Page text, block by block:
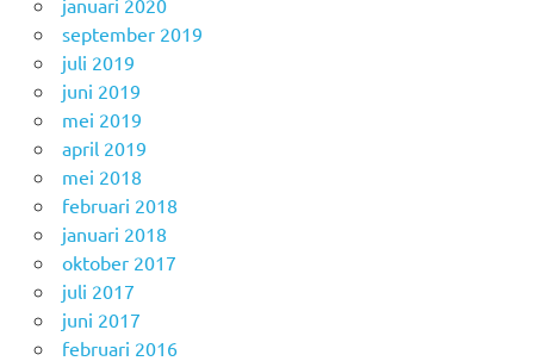
september 2019
juli 2019
juni 2019
mei 2019
april 2019
mei 2018
februari 2018
januari 2018
oktober 2017
juli 2017
juni 2017
februari 2016